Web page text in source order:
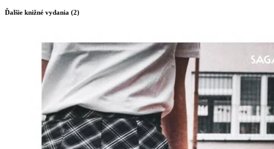
Ďalšie knižné vydania (2)